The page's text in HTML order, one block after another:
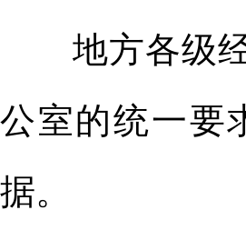
地方各级经
公室的统一要
据。